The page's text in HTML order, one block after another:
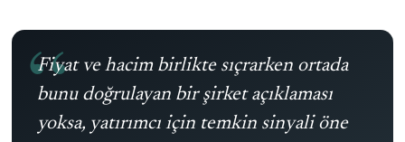
Fiyat ve hacim birlikte sıçrarken ortada
bunu doğrulayan bir şirket açıklaması
yoksa, yatırımcı için temkin sinyali öne